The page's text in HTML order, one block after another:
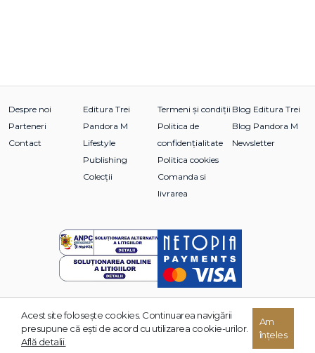
Despre noi
Parteneri
Contact
Editura Trei
Pandora M
Lifestyle
Publishing
Colecții
Termeni și condiții
Politica de
confidențialitate
Politica cookies
Comanda si
livrarea
Blog Editura Trei
Blog Pandora M
Newsletter
© 2026 Grupul Editorial TREI. Toate drepturile rezervate.
Acest site foloseşte cookies. Continuarea navigării
presupune că eşti de acord cu utilizarea cookie-urilor.
Află detalii.
Am
înțeles